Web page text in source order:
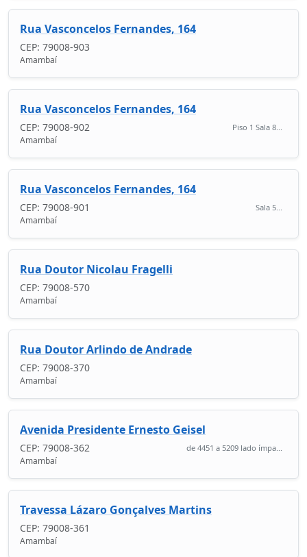
Rua Vasconcelos Fernandes, 164
CEP: 79008-903
Amambaí
Rua Vasconcelos Fernandes, 164
CEP: 79008-902 Piso 1 Sala 8...
Amambaí
Rua Vasconcelos Fernandes, 164
CEP: 79008-901 Sala 5...
Amambaí
Rua Doutor Nicolau Fragelli
CEP: 79008-570
Amambaí
Rua Doutor Arlindo de Andrade
CEP: 79008-370
Amambaí
Avenida Presidente Ernesto Geisel
CEP: 79008-362 de 4451 a 5209 lado ímpa...
Amambaí
Travessa Lázaro Gonçalves Martins
CEP: 79008-361
Amambaí